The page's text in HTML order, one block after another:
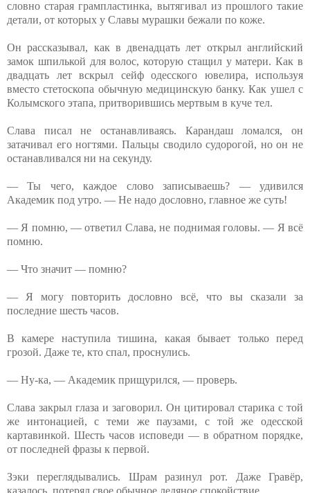
словно старая грампластинка, вытягивал из прошлого такие
детали, от которых у Славы мурашки бежали по коже.
Он рассказывал, как в двенадцать лет открыл английский
замок шпилькой для волос, которую стащил у матери. Как в
двадцать лет вскрыл сейф одесского ювелира, используя
вместо стетоскопа обычную медицинскую банку. Как ушел с
Колымского этапа, притворившись мертвым в куче тел.
Слава писал не останавливаясь. Карандаш ломался, он
затачивал его ногтями. Пальцы сводило судорогой, но он не
останавливался ни на секунду.
— Ты чего, каждое слово записываешь? — удивился
Академик под утро. — Не надо дословно, главное же суть!
— Я помню, — ответил Слава, не поднимая головы. — Я всё
помню.
— Что значит — помню?
— Я могу повторить дословно всё, что вы сказали за
последние шесть часов.
В камере наступила тишина, какая бывает только перед
грозой. Даже те, кто спал, проснулись.
— Ну-ка, — Академик прищурился, — проверь.
Слава закрыл глаза и заговорил. Он цитировал старика с той
же интонацией, с теми же паузами, с той же одесской
картавинкой. Шесть часов исповеди — в обратном порядке,
от последней фразы к первой.
Зэки переглядывались. Шрам разинул рот. Даже Гравёр,
казалось, потерял свое обычное ледяное спокойствие.